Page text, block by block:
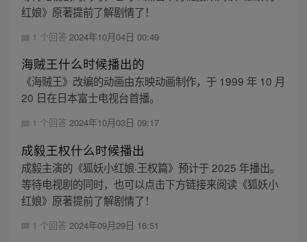
红娘》原著提前了解剧情了！
1 个回答 2024年10月04日 00:49
海贼王什么时候播出的
《海贼王》改编的动画由东映动画制作，于 1999 年 10 月
20 日在日本富士电视台首播。
1 个回答 2024年10月03日 09:17
成毅王权什么时候播出
成毅主演的《狐妖小红娘·王权篇》预计于 2025 年播出。
等待电视剧的同时，也可以点击下方链接来阅读《狐妖小
红娘》原著提前了解剧情了！
1 个回答 2024年09月29日 16:51